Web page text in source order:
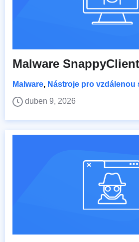
Malware SnappyClient
Malware, Nástroje pro vzdálenou
duben 9, 2026